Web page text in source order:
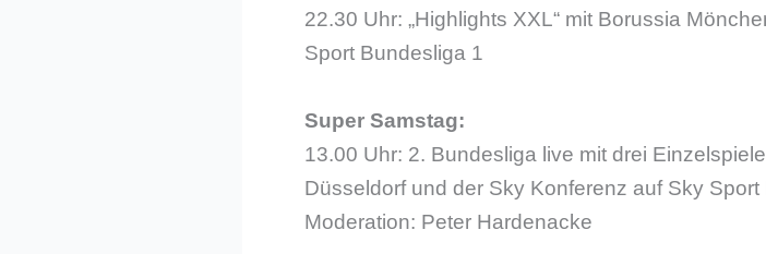
22.30 Uhr: „Highlights XXL“ mit Borussia
Sport Bundesliga 1
Super Samstag:
13.00 Uhr: 2. Bundesliga live mit drei
Düsseldorf und der Sky Konferenz auf Sky
Moderation: Peter Hardenacke